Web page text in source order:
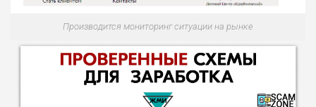
Производится мониторинг ситуации на рынке